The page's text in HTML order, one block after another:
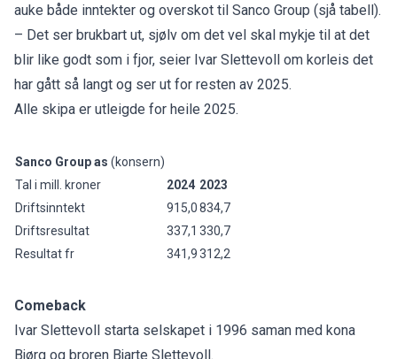
auke både inntekter og overskot til Sanco Group (sjå tabell).
– Det ser brukbart ut, sjølv om det vel skal mykje til at det
blir like godt som i fjor, seier Ivar Slettevoll om korleis det
har gått så langt og ser ut for resten av 2025.
Alle skipa er utleigde for heile 2025.
Sanco Group as (konsern)
Tal i mill. kroner
2024 2023
Driftsinntekt
915,0834,7
Driftsresultat
337,1 330,7
Resultat fr
341,9312,2
Comeback
Ivar Slettevoll starta selskapet i 1996 saman med kona
Bjørg og broren Bjarte Slettevoll.